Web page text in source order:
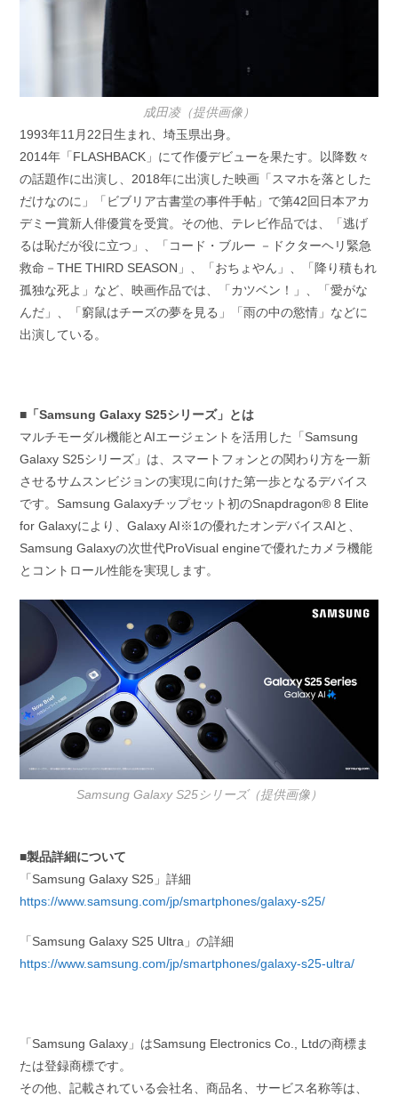
成田凌（提供画像）
1993年11月22日生まれ、埼玉県出身。
2014年「FLASHBACK」にて作優デビューを果たす。以降数々
の話題作に出演し、2018年に出演した映画「スマホを落とした
だけなのに」「ビブリア古書堂の事件手帖」で第42回日本アカ
デミー賞新人俳優賞を受賞。その他、テレビ作品では、「逃げ
るは恥だが役に立つ」、「コード・ブルー －ドクターヘリ緊急
救命－THE THIRD SEASON」、「おちょやん」、「降り積もれ
孤独な死よ」など、映画作品では、「カツベン！」、「愛がな
んだ」、「窮鼠はチーズの夢を見る」「雨の中の慾情」などに
出演している。
■「Samsung Galaxy S25シリーズ」とは
マルチモーダル機能とAIエージェントを活用した「Samsung
Galaxy S25シリーズ」は、スマートフォンとの関わり方を一新
させるサムスンビジョンの実現に向けた第一歩となるデバイス
です。Samsung Galaxyチップセット初のSnapdragon® 8 Elite
for Galaxyにより、Galaxy AI※1の優れたオンデバイスAIと、
Samsung Galaxyの次世代ProVisual engineで優れたカメラ機能
とコントロール性能を実現します。
Samsung Galaxy S25シリーズ（提供画像）
■製品詳細について
「Samsung Galaxy S25」詳細
https://www.samsung.com/jp/smartphones/galaxy-s25/
「Samsung Galaxy S25 Ultra」の詳細
https://www.samsung.com/jp/smartphones/galaxy-s25-ultra/
「Samsung Galaxy」はSamsung Electronics Co., Ltdの商標ま
たは登録商標です。
その他、記載されている会社名、商品名、サービス名称等は、